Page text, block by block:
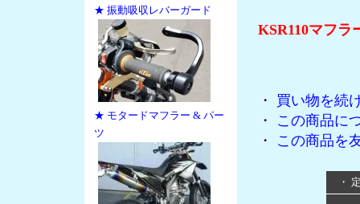
★ 振動吸収レバーガード
★ モタードマフラー & パー
ツ
KSR110マフラ
・ 買い物を続
・ この商品に
・ この商品を
・